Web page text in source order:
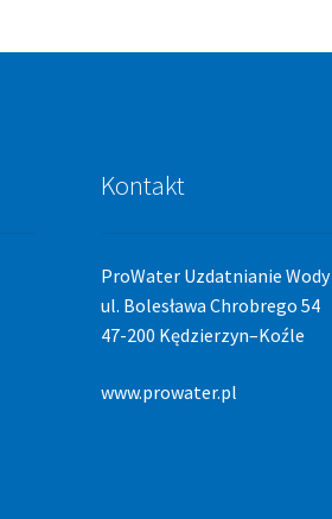
Kontakt
ProWater Uzdatnianie Wody
ul. Bolesława Chrobrego 54
47-200 Kędzierzyn–Koźle
www.prowater.pl